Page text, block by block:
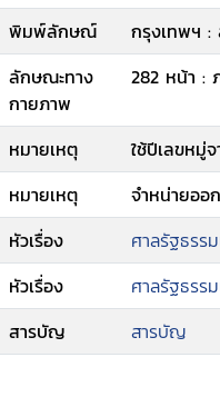
พิมพ์ลักษณ์
กรุงเทพฯ :
ลักษณะทาง
กายภาพ
282 หน้า :
หมายเหตุ
ใช้ปีเลขหมู่
หมายเหตุ
จำหน่ายออ
หัวเรื่อง
ศาลรัฐธรร
หัวเรื่อง
ศาลรัฐธรร
สารบัญ
สารบัญ